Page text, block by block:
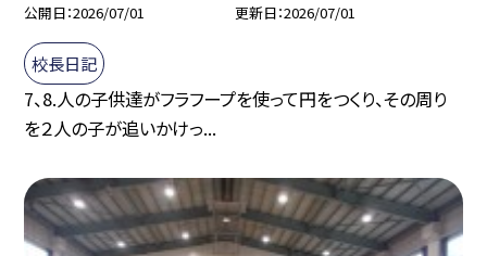
公開日 2026/07/01 更新日 2026/07/01
校長日記
7、8.人の子供達がフラフープを使って円をつくり、その周り
を２人の子が追いかけっ...